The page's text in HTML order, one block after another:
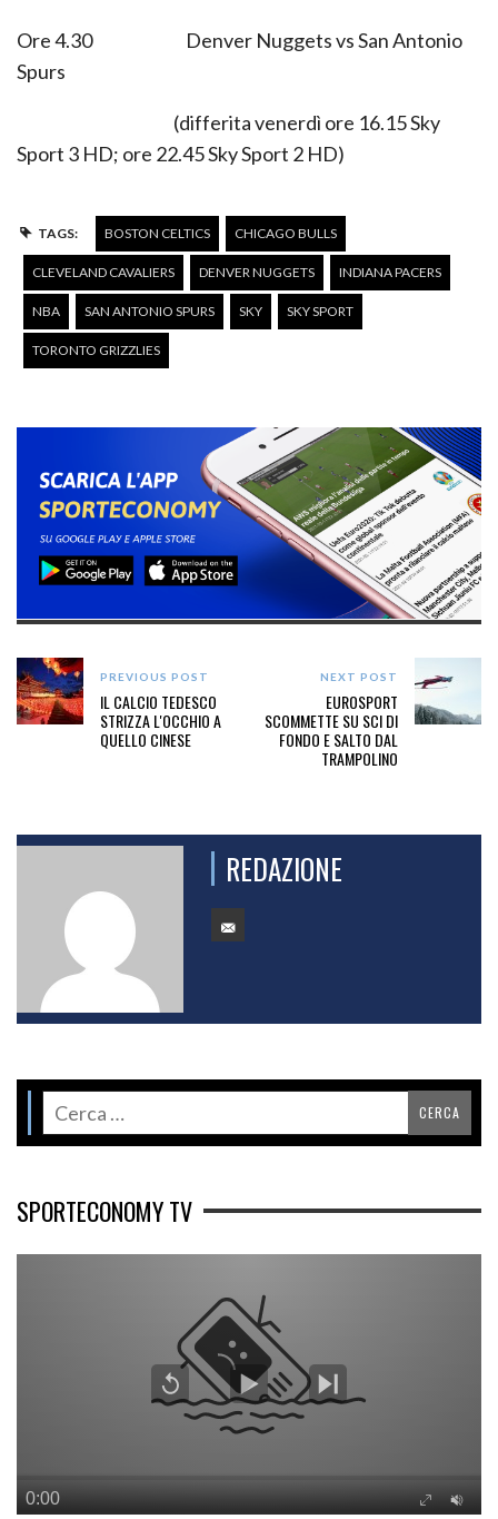
Ore 4.30 Denver Nuggets vs San Antonio
Spurs
(differita venerdì ore 16.15 Sky
Sport 3 HD; ore 22.45 Sky Sport 2 HD)
TAGS: BOSTON CELTICS CHICAGO BULLS
CLEVELAND CAVALIERS DENVER NUGGETS INDIANA PACERS
NBA SAN ANTONIO SPURS SKY SKY SPORT
TORONTO GRIZZLIES
PREVIOUS POST
IL CALCIO TEDESCO
STRIZZA L'OCCHIO A
QUELLO CINESE
NEXT POST
EUROSPORT
SCOMMETTE SU SCI DI
FONDO E SALTO DAL
TRAMPOLINO
REDAZIONE
SPORTECONOMY TV